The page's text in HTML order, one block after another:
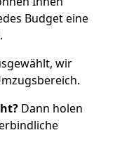
Budget eine
wir
Dann holen